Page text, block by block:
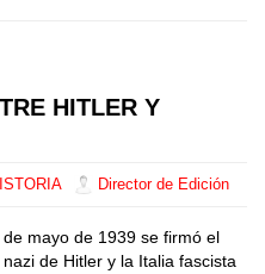
HITLER Y
Director de Edición
mayo de 1939 se firmó el
de Hitler y la Italia fascista